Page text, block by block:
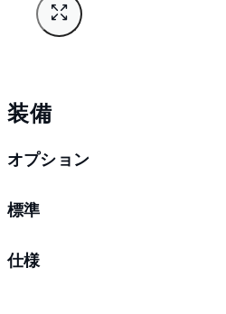
装備
オプション
標準
仕様